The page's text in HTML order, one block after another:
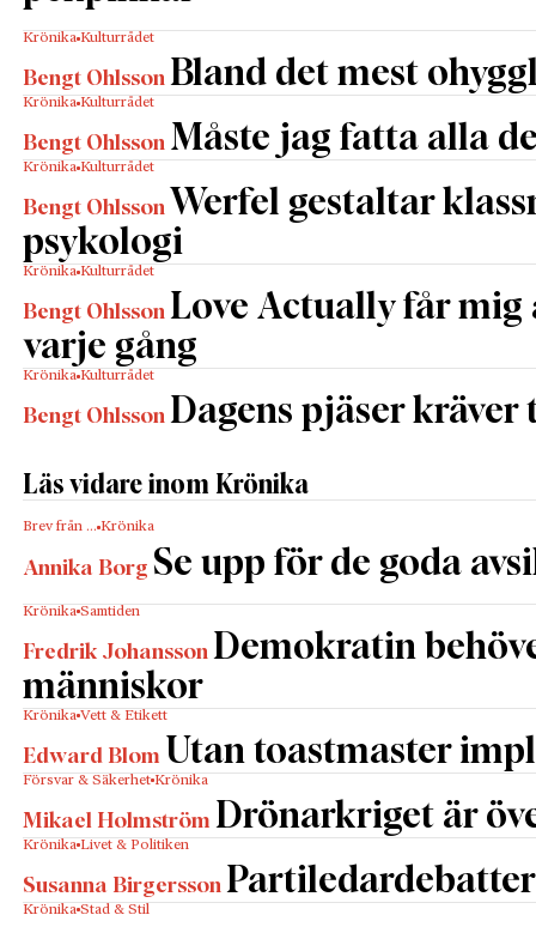
Krönika Kulturrådet
Bengt Ohlsson Bland det mest
Krönika Kulturrådet
Bengt Ohlsson Måste jag fatta alla
Krönika Kulturrådet
Bengt Ohlsson Werfel gestaltar
psykologi
Krönika Kulturrådet
Bengt Ohlsson Love Actually får
varje gång
Krönika Kulturrådet
Bengt Ohlsson Dagens pjäser kräver
Läs vidare inom Krönika
Brev från … Krönika
Annika Borg Se upp för de goda
Krönika Samtiden
Fredrik Johansson Demokratin
människor
Krönika Vett & Etikett
Edward Blom Utan toastmaster
Försvar & Säkerhet Krönika
Mikael Holmström Drönarkriget är
Krönika Livet & Politiken
Susanna Birgersson
Krönika Stad & Stil